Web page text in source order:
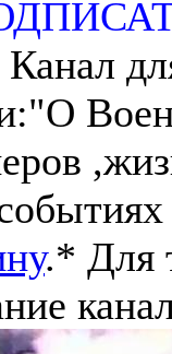
Канал
.* Для